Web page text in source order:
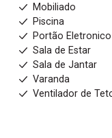
Mobiliado
Piscina
Portão Eletronico
Sala de Estar
Sala de Jantar
Varanda
Ventilador de